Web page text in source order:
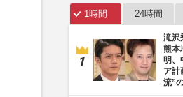
1時間 24時間
滝沢
熊本
明、
ア計
流”